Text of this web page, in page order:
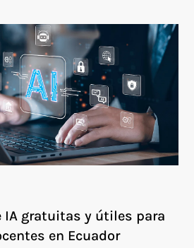
IA gratuitas y útiles para
en Ecuador